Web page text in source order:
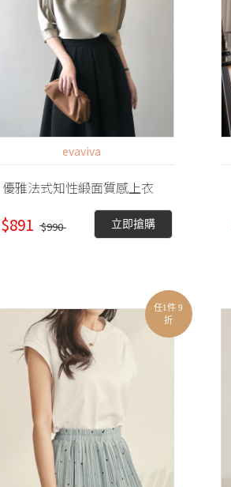
evaviva
優雅法式知性緞面質感上衣
$891 $990 立即搶購
任1件 9
折